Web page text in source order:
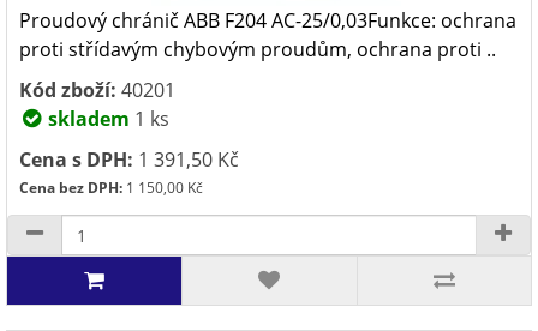
Proudový chránič ABB F204 AC-25/0,03Funkce: ochrana
proti střídavým chybovým proudům, ochrana proti ..
Kód zboží: 40201
skladem 1 ks
Cena s DPH: 1 391,50 Kč
Cena bez DPH: 1 150,00 Kč